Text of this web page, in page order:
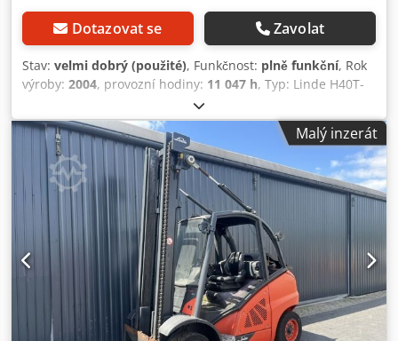
Dotazovat se Zavolat
Stav: velmi dobrý (použité), Funkčnost: plně funkční, Rok
výroby: 2004, provozní hodiny: 11 047 h, Typ: Linde H40T-
04 Rok výroby: 2004 Provozní hodiny: 11 047 hodin Stroj:
Teleskopický stožár bez volného zdvihu Výška zdvihu: 2750
mm Jmenovitý zdvih: 3900 mm Doplňková hydraulika:
dvojitá Nástavba: Nosník pro vidlice Plně uzavřená kabina
Chedpfx Apjzp Dwiedja Dvojité ovládání pedály Pracovní
světla vpředu i vzadu
Malý inzerát